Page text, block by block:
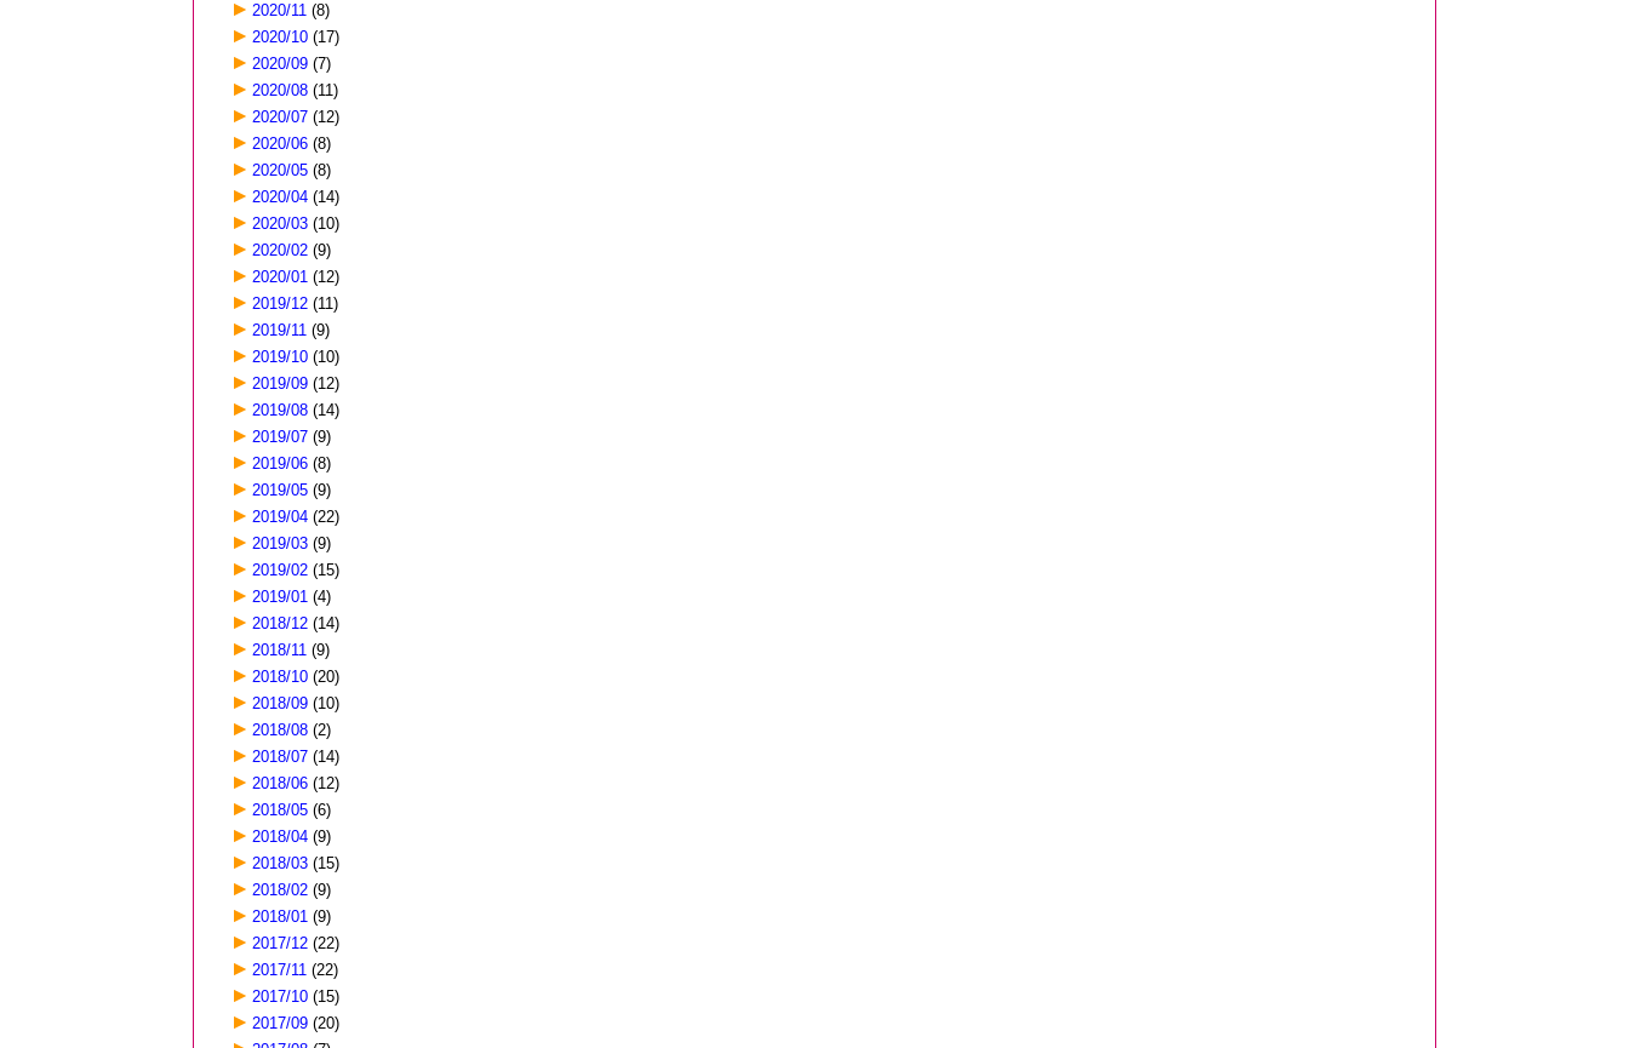
2020/11 (8)
2020/10 (17)
2020/09 (7)
2020/08 (11)
2020/07 (12)
2020/06 (8)
2020/05 (8)
2020/04 (14)
2020/03 (10)
2020/02 (9)
2020/01 (12)
2019/12 (11)
2019/11 (9)
2019/10 (10)
2019/09 (12)
2019/08 (14)
2019/07 (9)
2019/06 (8)
2019/05 (9)
2019/04 (22)
2019/03 (9)
2019/02 (15)
2019/01 (4)
2018/12 (14)
2018/11 (9)
2018/10 (20)
2018/09 (10)
2018/08 (2)
2018/07 (14)
2018/06 (12)
2018/05 (6)
2018/04 (9)
2018/03 (15)
2018/02 (9)
2018/01 (9)
2017/12 (22)
2017/11 (22)
2017/10 (15)
2017/09 (20)